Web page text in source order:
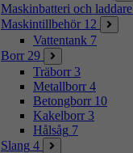
Maskinbatteri och laddare
Maskintillbehör 12
Vattentank 7
Borr 29
Träborr 3
Metallborr 4
Betongborr 10
Kakelborr 3
Hålsåg 7
Slang 4